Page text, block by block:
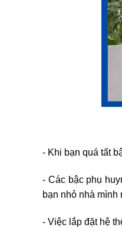
- Khi bạn quá tất
- Các bậc phụ
bạn nhỏ nhà mình
- Việc lắp đặt hệ